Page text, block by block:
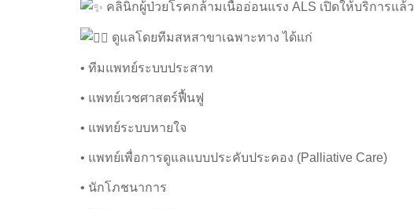
คลินิกผู้ป่วยโรคกล้ามเนื้ออ่อนแรง ALS เปิดให้บริการแล้ว
ดูแลโดยทีมสหสาขาเฉพาะทาง ได้แก่
• ทีมแพทย์ระบบประสาท
• แพทย์เวชศาสตร์ฟื้นฟู
• แพทย์ระบบหายใจ
• แพทย์เพื่อการดูแลแบบประคับประคอง (Palliative Care)
• นักโภชนาการ